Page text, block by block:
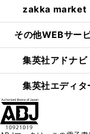
zakka market
その他WEBサー
集英社アドナビ
集英社エディタ